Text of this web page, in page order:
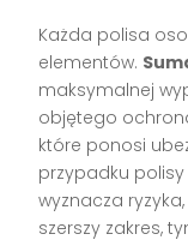
Każda polisa
elementów.
maksymalnej
objętego
które ponosi
przypadku
wyznacza
szerszy zakres,